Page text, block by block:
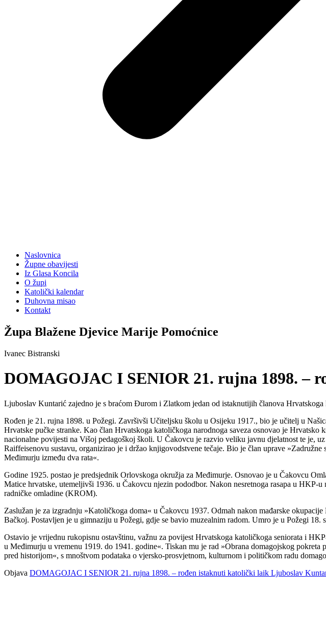
Naslovnica
Župne obavijesti
Iz Glasa Koncila
O župi
Katolički kalendar
Duhovna misao
Kontakt
Župa Blažene Djevice Marije Pomoćnice
Ivanec Bistranski
DOMAGOJAC I SENIOR 21. rujna 1898.
Ljuboslav Kuntarić zajedno je s braćom Đurom i Zlatkom jedan od istaknutijih članova
Rođen je 21. rujna 1898. u Požegi. Završivši Učiteljsku školu u Osijeku 1917., bio je učitelj u
Hrvatske pučke stranke. Kao član Hrvatskoga katoličkoga narodnoga saveza osnovao je
nacionalne povijesti na Višoj pedagoškoj školi. U Čakovcu je razvio veliku javnu djelatnost te je,
Raiffeisenovu sustavu, organizirao je i držao knjigovodstvene tečaje. Bio je član uprave
Međimurju između dva rata«.
Godine 1925. postao je predsjednik Orlovskoga okružja za Međimurje. Osnovao je u Čakovcu
Matice hrvatske, utemeljivši 1936. u Čakovcu njezin pododbor. Nakon nesretnoga rasapa u
radničke omladine (KROM).
Zaslužan je za izgradnju »Katoličkoga doma« u Čakovcu 1937. Odmah nakon mađarske
Bačkoj. Postavljen je u gimnaziju u Požegi, gdje se bavio muzealnim radom. Umro je u Požegi 18.
Ostavio je vrijednu rukopisnu ostavštinu, važnu za povijest Hrvatskoga katoličkoga seniorata i
u Međimurju u vremenu 1919. do 1941. godine«. Tiskan mu je rad »Obrana domagojskog
pred historijom«, s mnoštvom podataka o vjersko-prosvjetnom, kulturnom i političkom radu
Objava DOMAGOJAC I SENIOR 21. rujna 1898. – rođen istaknuti katolički laik Ljuboslav